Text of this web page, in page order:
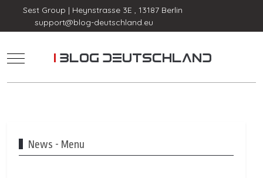
Sest Group | Heynstrasse 3E , 13187 Berlin
support@blog-deutschland.eu
Mobile Menu Toggle
News - Menu